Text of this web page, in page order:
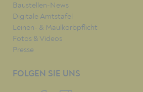
Baustellen-News
Digitale Amtstafel
Leinen- & Maulkorbpflicht
Fotos & Videos
Presse
FOLGEN SIE UNS